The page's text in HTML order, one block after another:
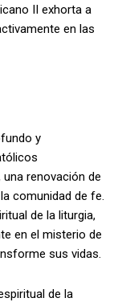
II exhorta a
en las
y
renovación de
comunidad de fe.
de la liturgia,
en el misterio de
sus vidas.
de la